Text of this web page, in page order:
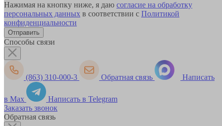
Нажимая на кнопку ниже, я даю согласие на обработку
персональных данных в соответствии с Политикой
конфиденциальности
Способы связи
(863) 310-000-3 Обратная связь Написать
в Max
Написать в Telegram
Заказать звонок
Обратная связь